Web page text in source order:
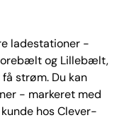
ladestationer -
og Lillebælt,
strøm. Du kan
- markeret med
hos Clever-